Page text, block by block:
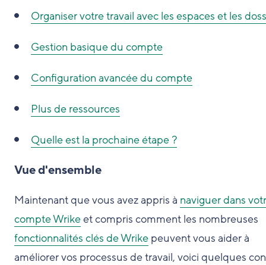
Organiser votre travail avec les espaces et les
Gestion basique du compte
Configuration avancée du compte
Plus de ressources
Quelle est la prochaine étape ?
Vue d'ensemble
Maintenant que vous avez appris à naviguer dans
compte Wrikeet compris comment les nombreuses
fonctionnalités clés de Wrike peuvent vous aider à
améliorer vos processus de travail, voici quelques